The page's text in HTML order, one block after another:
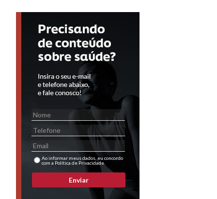
Ao informar meus dados, eu concordo
com a Política de Privacidade.
Enviar